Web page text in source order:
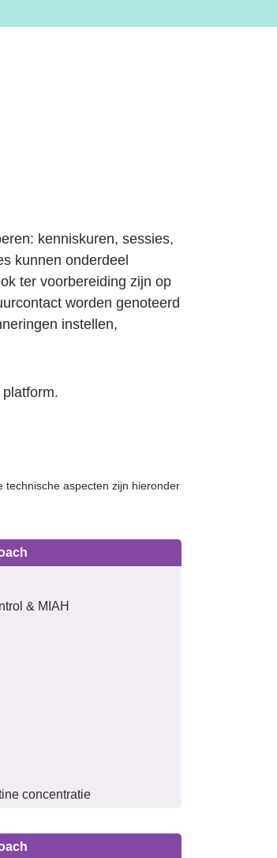
kenniskuren, sessies,
kunnen onderdeel
ter voorbereiding zijn op
worden genoteerd
instellen,
technische aspecten zijn hieronder
& MIAH
concentratie